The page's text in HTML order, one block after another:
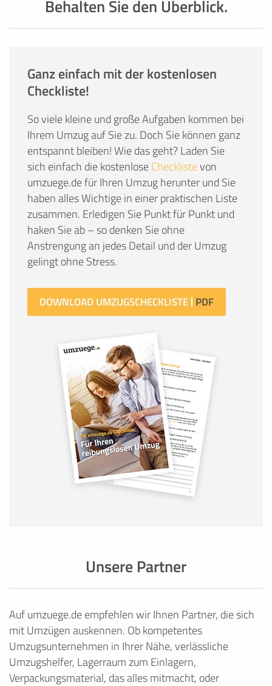
Behalten Sie den Überblick.
Ganz einfach mit der kostenlosen
Checkliste!
So viele kleine und große Aufgaben kommen bei
Ihrem Umzug auf Sie zu. Doch Sie können ganz
entspannt bleiben! Wie das geht? Laden Sie
sich einfach die kostenloseChecklistevon
umzuege.de für Ihren Umzug herunter und Sie
haben alles Wichtige in einer praktischen Liste
zusammen. Erledigen Sie Punkt für Punkt und
haken Sie ab – so denken Sie ohne
Anstrengung an jedes Detail und der Umzug
gelingt ohne Stress.
DOWNLOAD UMZUGSCHECKLISTE
Unsere Partner
Auf umzuege.de empfehlen wir Ihnen Partner, die sich
mit Umzügen auskennen. Ob kompetentes
Umzugsunternehmen in Ihrer Nähe, verlässliche
Umzugshelfer, Lagerraum zum Einlagern,
Verpackungsmaterial, das alles mitmacht, oder